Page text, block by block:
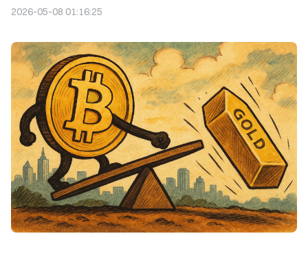
2026-05-08 01:16:25